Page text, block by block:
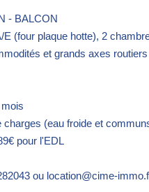
- BALCON
(four plaque hotte), 2
et grands axes routiers
charges (eau froide et
pour l'EDL
ou location@cime-